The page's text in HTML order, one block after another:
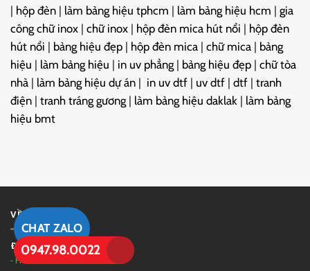
CHAT ZALO
0947.98.0022
| hộp đèn | làm bảng hiệu tphcm | làm bảng hiệu hcm | gia
công chữ inox | chữ inox | hộp đèn mica hút nổi | hộp đèn
hút nổi | bảng hiệu đẹp | hộp đèn mica | chữ mica | bảng
hiệu | làm bảng hiệu | in uv phẳng | bảng hiệu đẹp | chữ tòa
nhà | làm bảng hiệu dự án | in uv dtf | uv dtf | dtf | tranh
điện | tranh tráng gương | làm bảng hiệu daklak | làm bảng
hiệu bmt
VỀ CHÚNG TÔI
Đinh Phan-In UV DP
- Hotline/Zalo:
0947.98.0022